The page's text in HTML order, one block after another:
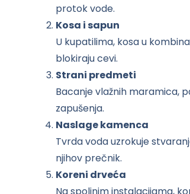
protok vode.
Kosa i sapun
U kupatilima, kosa u
blokiraju cevi.
Strani predmeti
Bacanje vlažnih maramica,
zapušenja.
Naslage kamenca
Tvrda voda uzrokuje
njihov prečnik.
Koreni drveća